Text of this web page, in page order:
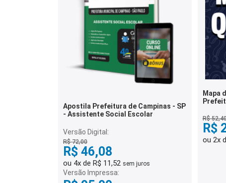
Apostila Prefeitura de Campinas - SP
- Assistente Social Escolar
Versão Digital:
R$ 72,00
R$ 46,08
ou 4x de R$ 11,52 sem juros
Versão Impressa:
Mapa
R$
R$
ou 2x